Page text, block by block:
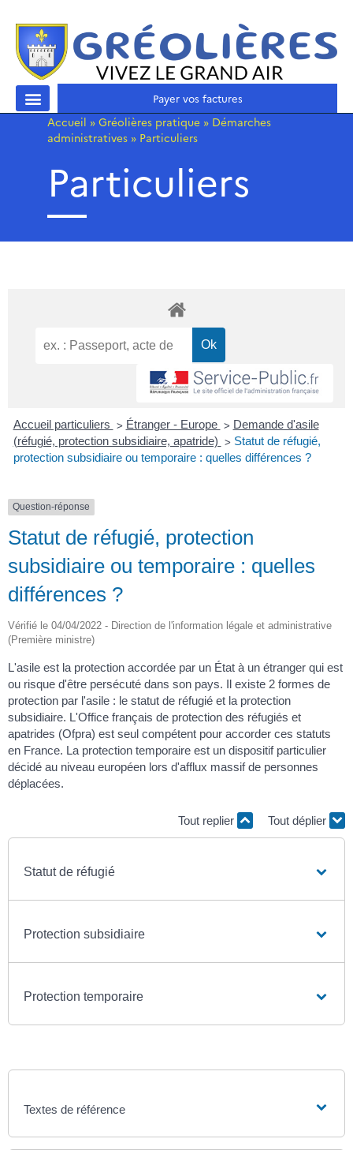
Payer vos factures
Accueil » Gréolières pratique » Démarches
administratives » Particuliers
Particuliers
Accueil particuliers > Étranger - Europe > Demande d'asile
(réfugié, protection subsidiaire, apatride) > Statut de réfugié,
protection subsidiaire ou temporaire : quelles différences ?
Question-réponse
Statut de réfugié, protection
subsidiaire ou temporaire : quelles
différences ?
Vérifié le 04/04/2022 - Direction de l'information légale et administrative
(Première ministre)
L'asile est la protection accordée par un État à un étranger qui est
ou risque d'être persécuté dans son pays. Il existe 2 formes de
protection par l'asile : le statut de réfugié et la protection
subsidiaire. L'Office français de protection des réfugiés et
apatrides (Ofpra) est seul compétent pour accorder ces statuts
en France. La protection temporaire est un dispositif particulier
décidé au niveau européen lors d'afflux massif de personnes
déplacées.
Tout replier Tout déplier
Statut de réfugié
Protection subsidiaire
Protection temporaire
Textes de référence